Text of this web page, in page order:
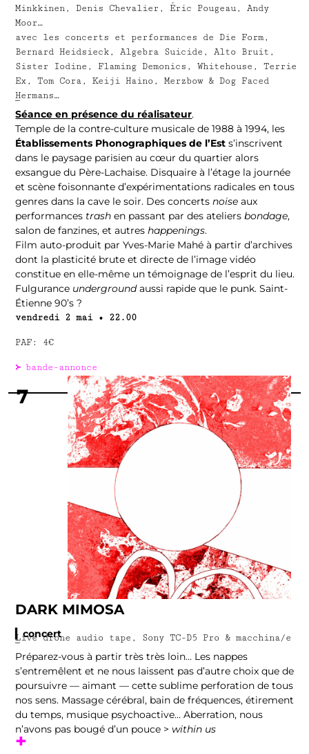
Minkkinen, Denis Chevalier, Éric Pougeau, Andy
Moor…
avec les concerts et performances de Die Form,
Bernard Heidsieck, Algebra Suicide, Alto Bruit,
Sister Iodine, Flaming Demonics, Whitehouse, Terrie
Ex, Tom Cora, Keiji Haino, Merzbow & Dog Faced
Hermans…
–
Séance en présence du réalisateur.
Temple de la contre-culture musicale de 1988 à 1994, les
Établissements Phonographiques de l’Est s’inscrivent
dans le paysage parisien au cœur du quartier alors
exsangue du Père-Lachaise. Disquaire à l’étage la journée
et scène foisonnante d’expérimentations radicales en tous
genres dans la cave le soir. Des concertsnoise aux
performances trash en passant par des ateliersbondage,
salon de fanzines, et autreshappenings.
Film auto-produit par Yves-Marie Mahé à partir d’archives
dont la plasticité brute et directe de l’image vidéo
constitue en elle-même un témoignage de l’esprit du lieu.
Fulgurance undergroundaussi rapide que le punk. Saint-
Étienne 90’s ?
vendredi 2 mai • 22.00
PAF: 4€
᚛bande-annonce
7
DARK MIMOSA
▎concert
Live drone audio tape, Sony TC-D5 Pro & macchina/e
–
Préparez-vous à partir très très loin… Les nappes
s’entremêlent et ne nous laissent pas d’autre choix que de
poursuivre — aimant — cette sublime perforation de tous
nos sens. Massage cérébral, bain de fréquences, étirement
du temps, musique psychoactive… Aberration, nous
n’avons pas bougé d’un pouce > within us
+